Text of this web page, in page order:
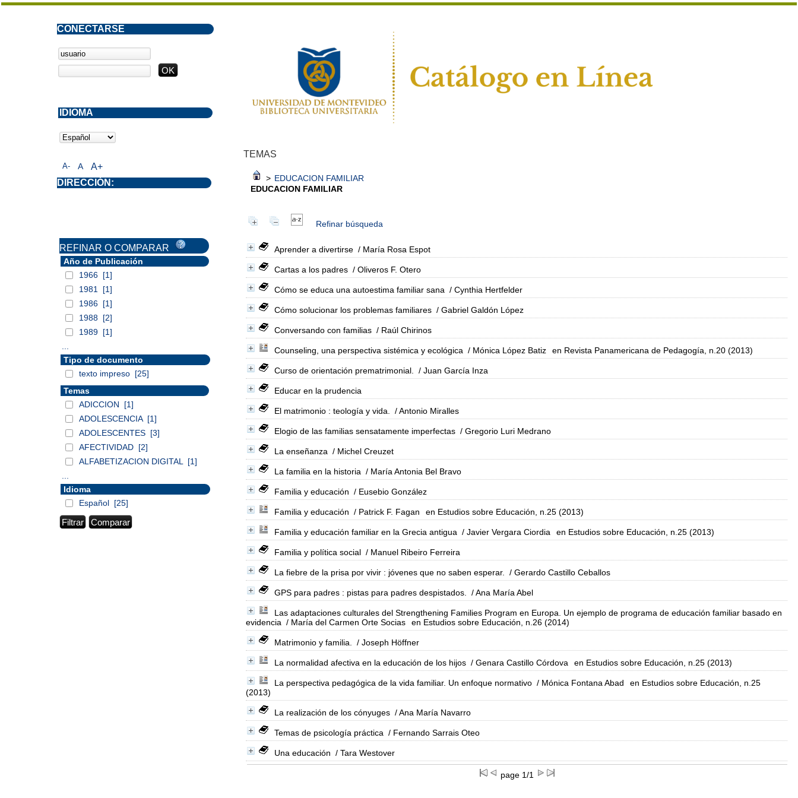
TEMAS
> EDUCACION FAMILIAR
EDUCACION FAMILIAR
Refinar búsqueda
Aprender a divertirse / María Rosa Espot
Cartas a los padres / Oliveros F. Otero
Cómo se educa una autoestima familiar sana / Cynthia Hertfelder
Cómo solucionar los problemas familiares / Gabriel Galdón López
Conversando con familias / Raúl Chirinos
Counseling, una perspectiva sistémica y ecológica / Mónica López Batiz en Revista Panamericana de Pedagogía, n.20 (2013)
Curso de orientación prematrimonial. / Juan García Inza
Educar en la prudencia
El matrimonio : teología y vida. / Antonio Miralles
Elogio de las familias sensatamente imperfectas / Gregorio Luri Medrano
La enseñanza / Michel Creuzet
La familia en la historia / María Antonia Bel Bravo
Familia y educación / Eusebio González
Familia y educación / Patrick F. Fagan en Estudios sobre Educación, n.25 (2013)
Familia y educación familiar en la Grecia antigua / Javier Vergara Ciordia en Estudios sobre Educación, n.25 (2013)
Familia y política social / Manuel Ribeiro Ferreira
La fiebre de la prisa por vivir : jóvenes que no saben esperar. / Gerardo Castillo Ceballos
GPS para padres : pistas para padres despistados. / Ana María Abel
Las adaptaciones culturales del Strengthening Families Program en Europa. Un ejemplo de programa de educación familiar basado en
evidencia / María del Carmen Orte Socias en Estudios sobre Educación, n.26 (2014)
Matrimonio y familia. / Joseph Höffner
La normalidad afectiva en la educación de los hijos / Genara Castillo Córdova en Estudios sobre Educación, n.25 (2013)
La perspectiva pedagógica de la vida familiar. Un enfoque normativo / Mónica Fontana Abad
en Estudios sobre Educación, n.25
(2013)
La realización de los cónyuges / Ana María Navarro
Temas de psicología práctica / Fernando Sarrais Oteo
Una educación / Tara Westover
page 1/1
A- A A+
CONECTARSE
DIRECCIÓN:
IDIOMA
REFINAR O COMPARAR
Año de Publicación
1966 [1]
1981
[1]
1986 [1]
1988 [2]
1989 [1]
Tipo de documento
texto impreso [25]
Temas
ADICCION
[1]
ADOLESCENCIA [1]
ADOLESCENTES [3]
AFECTIVIDAD [2]
ALFABETIZACION DIGITAL
[1]
Idioma
Español [25]